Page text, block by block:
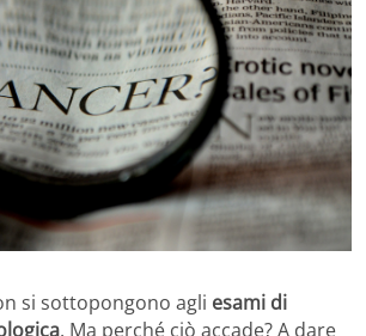
si sottopongono agli esami di
. Ma perché ciò accade? A dare